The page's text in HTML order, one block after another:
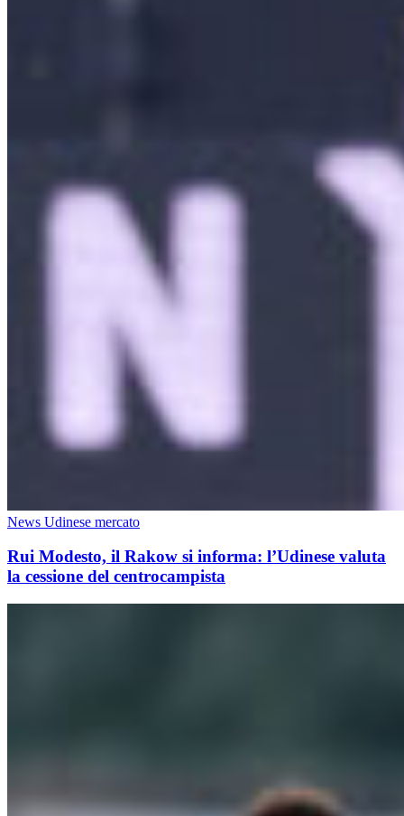
News Udinese mercato
Rui Modesto, il Rakow si informa: l’Udinese valuta
la cessione del centrocampista